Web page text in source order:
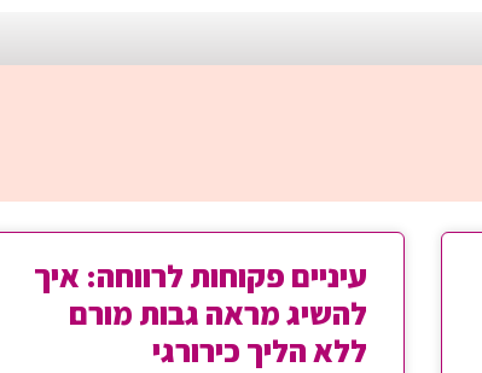
עיניים פקוחות לרווחה: איך
להשיג מראה גבות מורם
ללא הליך כירורגי